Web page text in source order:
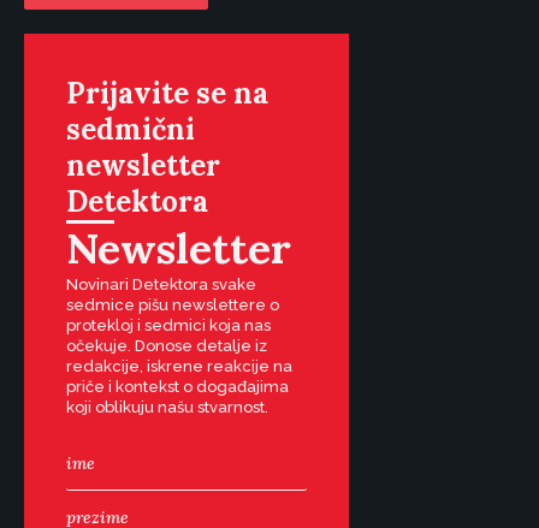
Prijavite se na
sedmični
newsletter
Detektora
Newsletter
Novinari Detektora svake
sedmice pišu newslettere o
protekloj i sedmici koja nas
očekuje. Donose detalje iz
redakcije, iskrene reakcije na
priče i kontekst o događajima
koji oblikuju našu stvarnost.